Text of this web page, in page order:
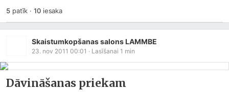
5patīk ·10iesaka
Skaistumkopšanas salons LAMMBE
23. nov 2011 00:01 · Lasīšanai 1 min
Dāvināšanas priekam